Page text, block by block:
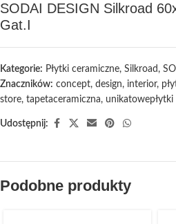
SODAI DESIGN Silkroad
Gat.I
Kategorie: Płytki ceramiczne, Silkroad ,
Znaczników: concept, design, interior,
store, tapetaceramiczna, unikatowepłytki
Udostępnij:
Podobne produkty